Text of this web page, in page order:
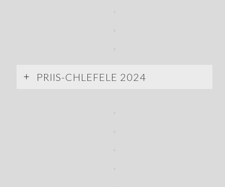
PRIIS-CHLEFELE 2024